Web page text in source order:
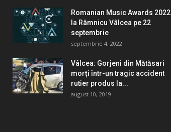
Romanian Music Awards 2022
la Râmnicu Vâlcea pe 22
septembrie
septembrie 4, 2022
Vâlcea: Gorjeni din Mătăsari
morți într-un tragic accident
rutier produs la...
august 10, 2019